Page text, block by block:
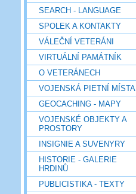
SEARCH - LANGUAGE
SPOLEK A KONTAKTY
VÁLEČNÍ VETERÁNI
VIRTUÁLNÍ PAMÁTNÍK
O VETERÁNECH
VOJENSKÁ PIETNÍ MÍSTA
GEOCACHING - MAPY
VOJENSKÉ OBJEKTY A
PROSTORY
INSIGNIE A SUVENYRY
HISTORIE - GALERIE
HRDINŮ
PUBLICISTIKA - TEXTY